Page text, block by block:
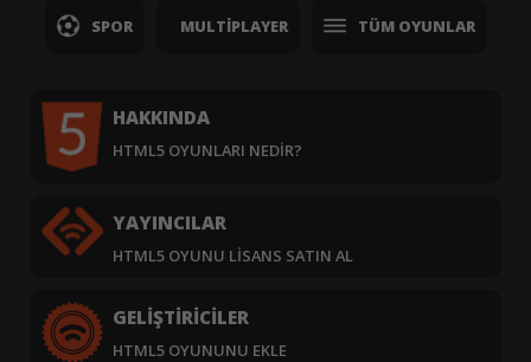
SPOR MULTIPLAYER TÜM OYUNLAR
HAKKINDA
HTML5 OYUNLARI NEDIR?
YAYINCILAR
HTML5 OYUNU LISANS SATIN AL
GELIŞTIRICILER
HTML5 OYUNUNU EKLE